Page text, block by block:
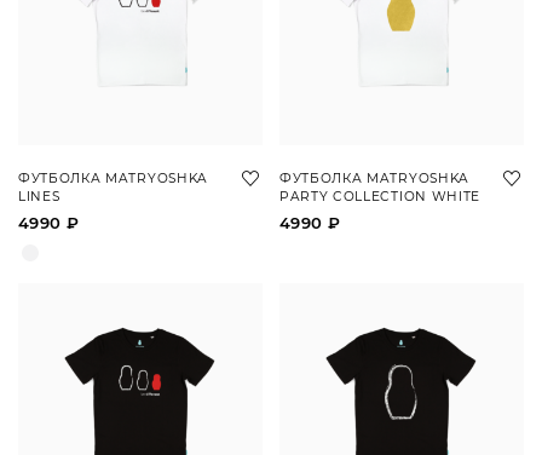
ФУТБОЛКА MATRYOSHKA
LINES
4990 ₽
ФУТБОЛКА MATRYOSHKA
PARTY COLLECTION WHITE
4990 ₽